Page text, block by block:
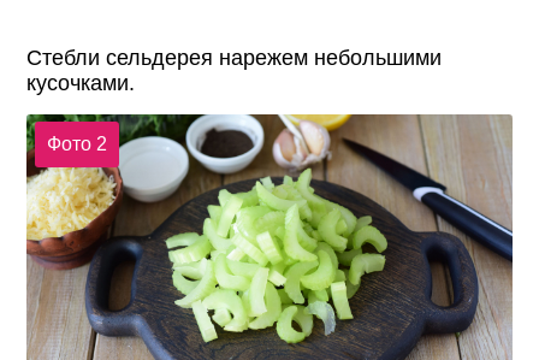
Стебли сельдерея нарежем небольшими
кусочками.
Фото 2